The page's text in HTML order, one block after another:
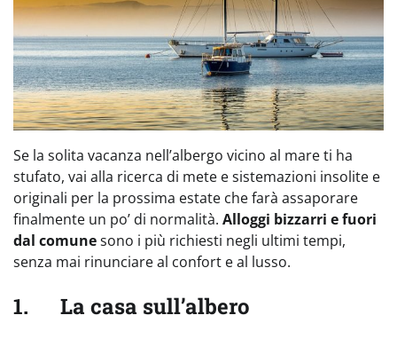
Se la solita vacanza nell’albergo vicino al mare ti ha
stufato, vai alla ricerca di mete e sistemazioni insolite e
originali per la prossima estate che farà assaporare
finalmente un po’ di normalità. Alloggi bizzarri e fuori
dal comunesono i più richiesti negli ultimi tempi,
senza mai rinunciare al confort e al lusso.
1. La casa sull’albero